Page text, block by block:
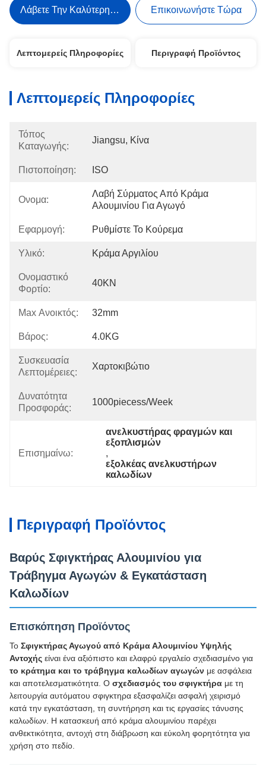
Λάβετε Την Καλύτερη Τιμή Επικοινωνήστε Τώρα
Λεπτομερείς Πληροφορίες Περιγραφή Προϊόντος
Λεπτομερείς Πληροφορίες
Τόπος
Καταγωγής:
Jiangsu, Κίνα
Πιστοποίηση: ISO
Ονομα:
Λαβή Σύρματος Από Κράμα
Αλουμινίου Για Αγωγό
Εφαρμογή: Ρυθμίστε Το Κούρεμα
Υλικό: Κράμα Αργιλίου
Ονομαστικό
Φορτίο:
40KN
Max Ανοικτός: 32mm
Βάρος: 4.0KG
Συσκευασία
Λεπτομέρειες:
Χαρτοκιβώτιο
Δυνατότητα
Προσφοράς:
1000piecess/week
Επισημαίνω:
ανελκυστήρας φραγμών και
εξοπλισμών
,
εξολκέας ανελκυστήρων
καλωδίων
Περιγραφή Προϊόντος
Βαρύς Σφιγκτήρας Αλουμινίου για
Τράβηγμα Αγωγών & Εγκατάσταση
Καλωδίων
Επισκόπηση Προϊόντος
Το Σφιγκτήρας Αγωγού από Κράμα Αλουμινίου Υψηλής
Αντοχής είναι ένα αξιόπιστο και ελαφρύ εργαλείο σχεδιασμένο για
το κράτημα και το τράβηγμα καλωδίων αγωγών με ασφάλεια
και αποτελεσματικότητα. Ο σχεδιασμός του σφιγκτήρα με τη
λειτουργία αυτόματου σφιγκτηρα εξασφαλίζει ασφαλή χειρισμό
κατά την εγκατάσταση, τη συντήρηση και τις εργασίες τάνυσης
καλωδίων. Η κατασκευή από κράμα αλουμινίου παρέχει
ανθεκτικότητα, αντοχή στη διάβρωση και εύκολη φορητότητα για
χρήση στο πεδίο.